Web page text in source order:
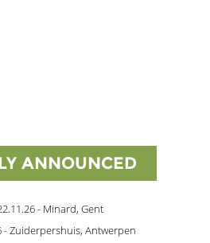
ANNOUNCED
- Minard, Gent
- Zuiderpershuis, Antwerpen